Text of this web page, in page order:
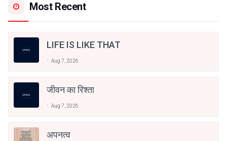
Most Recent
LIFE IS LIKE THAT
Aug 7, 2026
जीवन का रिश्ता
Aug 7, 2026
अपनत्व